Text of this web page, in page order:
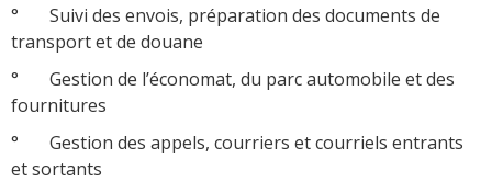
° Suivi des envois, préparation des documents de
transport et de douane
° Gestion de l’économat, du parc automobile et des
fournitures
° Gestion des appels, courriers et courriels entrants
et sortants